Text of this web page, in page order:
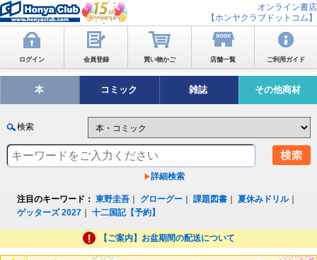
オンライン書店
【ホンヤクラブドットコム】
ログイン 会員登録 買い物かご 店舗一覧 ご利用ガイド
本 コミック 雑誌 その他商材
検索
詳細検索
注目のキーワード： 東野圭吾 グローグー ｜課題図書 ｜夏休みドリル｜
ゲッターズ 2027 ｜十二国記【予約】
【ご案内】お盆期間の配送について